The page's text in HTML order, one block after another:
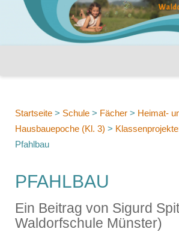
Startseite > Schule > Fächer > Heimat-
Hausbauepoche (Kl. 3) >
Pfahlbau
PFAHLBAU
Ein Beitrag von Sigurd
Waldorfschule Münster)